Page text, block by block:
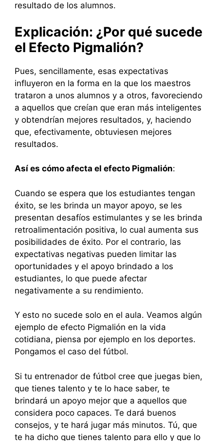
resultado de los alumnos.
Explicación: ¿Por qué sucede
el Efecto Pigmalión?
Pues, sencillamente, esas expectativas
influyeron en la forma en la que los maestros
trataron a unos alumnos y a otros, favoreciendo
a aquellos que creían que eran más inteligentes
y obtendrían mejores resultados, y, haciendo
que, efectivamente, obtuviesen mejores
resultados.
Así es cómo afecta el efecto Pigmalión:
Cuando se espera que los estudiantes tengan
éxito, se les brinda un mayor apoyo, se les
presentan desafíos estimulantes y se les brinda
retroalimentación positiva, lo cual aumenta sus
posibilidades de éxito. Por el contrario, las
expectativas negativas pueden limitar las
oportunidades y el apoyo brindado a los
estudiantes, lo que puede afectar
negativamente a su rendimiento.
Y esto no sucede solo en el aula. Veamos algún
ejemplo de efecto Pigmalión en la vida
cotidiana, piensa por ejemplo en los deportes.
Pongamos el caso del fútbol.
Si tu entrenador de fútbol cree que juegas bien,
que tienes talento y te lo hace saber, te
brindará un apoyo mejor que a aquellos que
considera poco capaces. Te dará buenos
consejos, y te hará jugar más minutos. Tú, que
te ha dicho que tienes talento para ello y que lo